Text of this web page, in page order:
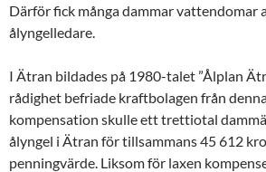
Därför fick många dammar vattendomar
ålyngelledare.
I Ätran bildades på 1980-talet ”Ålplan
rådighet befriade kraftbolagen från
kompensation skulle ett trettiotal
ålyngel i Ätran för tillsammans 45 612
penningvärde. Liksom för laxen